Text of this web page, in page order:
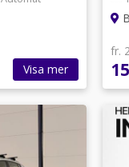
Visa mer
fr.